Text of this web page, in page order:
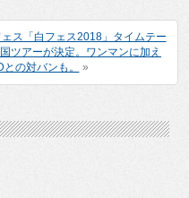
ス「白フェス2018」タイムテー
ツアーが決定。ワンマンに加え
の対バンも。
»